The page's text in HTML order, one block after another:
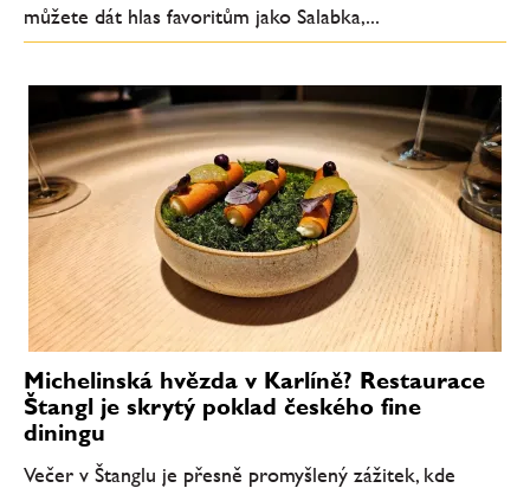
můžete dát hlas favoritům jako Salabka,...
Michelinská hvězda v Karlíně? Restaurace
Štangl je skrytý poklad českého fine
diningu
Večer v Štanglu je přesně promyšlený zážitek, kde